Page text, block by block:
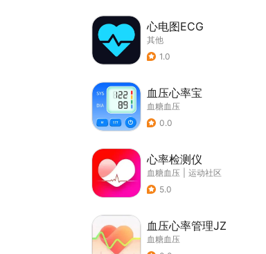
心电图ECG
其他
1.0
血压心率宝
血糖血压
0.0
心率检测仪
血糖血压
运动社区
5.0
血压心率管理JZ
血糖血压